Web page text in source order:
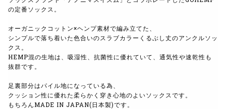
の定番ソックス 。
オーガニックコットン×ヘンプ素材で編み立てた、
シンプルで落ち着いた色合いのスラブカラーくるぶし丈のアンクルソッ
クス。
HEMP混の生地は、吸湿性、抗菌性に優れていて、通気性や速乾性も
抜群です。
足裏部分はパイル地になっている為、
クッション性に優れた柔らかく穿き心地のよいソックスです。
もちろんMADE IN JAPAN(日本製)です。